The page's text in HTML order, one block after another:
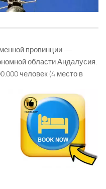
провинции —
области Андалусия.
человек (4 место в